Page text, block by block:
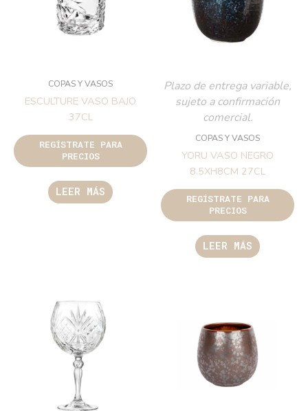
COPAS Y VASOS
ESCULTURE VASO BAJO
37CL
REGÍSTRATE PARA
PRECIOS
LEER MÁS
Plazo de entrega variable,
sujeto a confirmación
comercial.
COPAS Y VASOS
YORU VASO NEGRO
8.5XH8CM 27CL
REGÍSTRATE PARA
PRECIOS
LEER MÁS